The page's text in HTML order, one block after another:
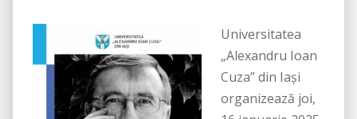
Universitatea
„Alexandru Ioan
Cuza” din Iași
organizează joi,